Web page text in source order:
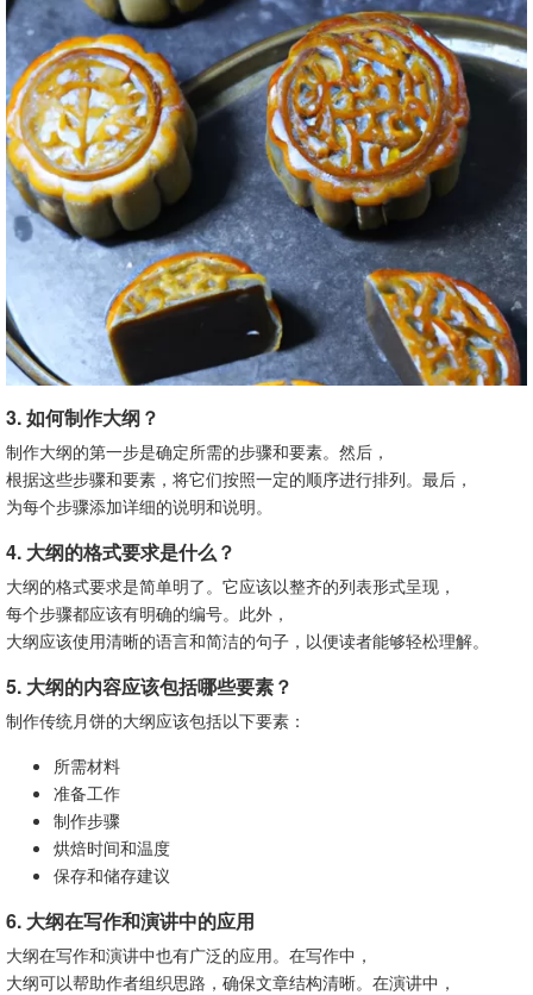
3. 如何制作大纲？
制作大纲的第一步是确定所需的步骤和要素。然后，
根据这些步骤和要素，将它们按照一定的顺序进行排列。最后，
为每个步骤添加详细的说明和说明。
4. 大纲的格式要求是什么？
大纲的格式要求是简单明了。它应该以整齐的列表形式呈现，
每个步骤都应该有明确的编号。此外，
大纲应该使用清晰的语言和简洁的句子，以便读者能够轻松理解。
5. 大纲的内容应该包括哪些要素？
制作传统月饼的大纲应该包括以下要素：
所需材料
准备工作
制作步骤
烘焙时间和温度
保存和储存建议
6. 大纲在写作和演讲中的应用
大纲在写作和演讲中也有广泛的应用。在写作中，
大纲可以帮助作者组织思路，确保文章结构清晰。在演讲中，